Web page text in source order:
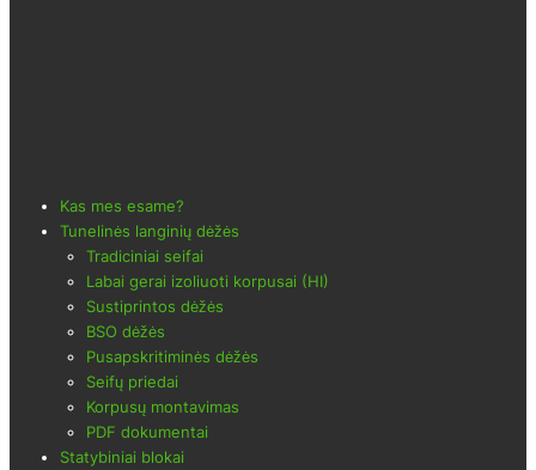
Kas mes esame?
Tunelinės langinių dėžės
Tradiciniai seifai
Labai gerai izoliuoti korpusai (HI)
Sustiprintos dėžės
BSO dėžės
Pusapskritiminės dėžės
Seifų priedai
Korpusų montavimas
PDF dokumentai
Statybiniai blokai